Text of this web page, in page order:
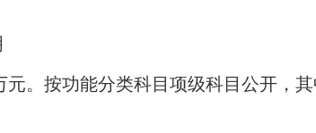
元。按功能分类科目项级科目公开，